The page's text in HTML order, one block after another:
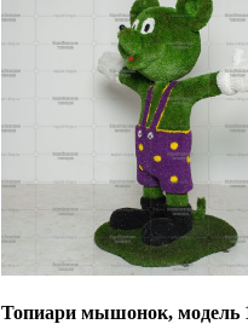
Топиари мышонок, модель